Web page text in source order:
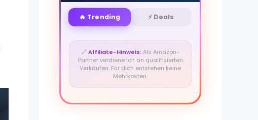
🔥 Trending ⚡ Deals
🔗Affiliate-Hinweis:Als Amazon-
Partner verdiene ich an qualifizierten
Verkäufen. Für dich entstehen keine
Mehrkosten.